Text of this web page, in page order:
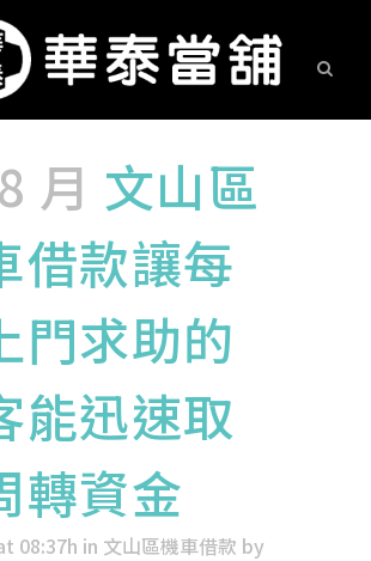
月 文山區
借款讓每
門求助的
能迅速取
轉資金
08:37h in 文山區機車借款 by